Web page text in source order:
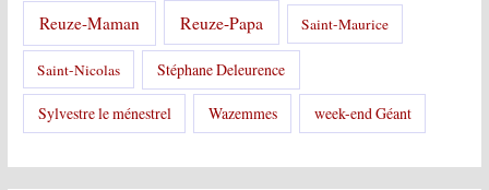
Reuze-Maman Reuze-Papa Saint-Maurice
Saint-Nicolas Stéphane Deleurence
Sylvestre le ménestrel Wazemmes week-end Géant